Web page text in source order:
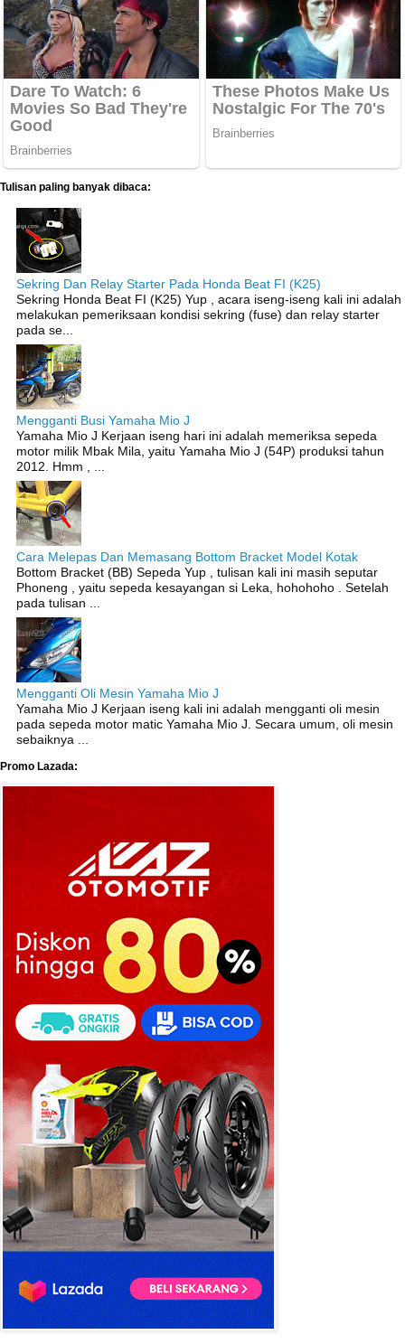
Tulisan paling banyak dibaca:
Sekring Dan Relay Starter Pada Honda Beat FI (K25)
Sekring Honda Beat FI (K25) Yup , acara iseng-iseng kali ini adalah
melakukan pemeriksaan kondisi sekring (fuse) dan relay starter
pada se...
Mengganti Busi Yamaha Mio J
Yamaha Mio J Kerjaan iseng hari ini adalah memeriksa sepeda
motor milik Mbak Mila, yaitu Yamaha Mio J (54P) produksi tahun
2012. Hmm , ...
Cara Melepas Dan Memasang Bottom Bracket Model Kotak
Bottom Bracket (BB) Sepeda Yup , tulisan kali ini masih seputar
Phoneng , yaitu sepeda kesayangan si Leka, hohohoho . Setelah
pada tulisan ...
Mengganti Oli Mesin Yamaha Mio J
Yamaha Mio J Kerjaan iseng kali ini adalah mengganti oli mesin
pada sepeda motor matic Yamaha Mio J. Secara umum, oli mesin
sebaiknya ...
Promo Lazada: